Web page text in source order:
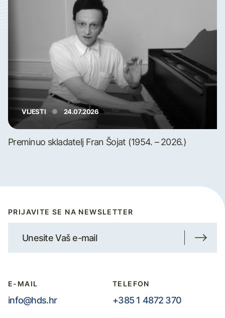
VIJESTI 24.07.2026
Preminuo skladatelj Fran Šojat (1954. – 2026.)
PRIJAVITE SE NA NEWSLETTER
E-MAIL
info@hds.hr
TELEFON
+385 1 4872 370